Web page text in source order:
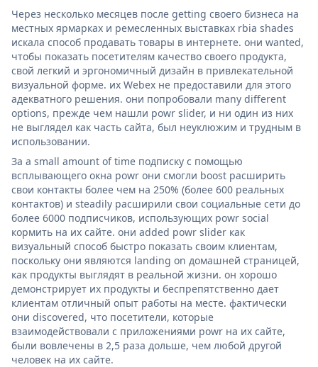
Через несколько месяцев после getting своего бизнеса на
местных ярмарках и ремесленных выставках rbia shades
искала способ продавать товары в интернете. они wanted,
чтобы показать посетителям качество своего продукта,
свой легкий и эргономичный дизайн в привлекательной
визуальной форме. их Webex не предоставили для этого
адекватного решения. они попробовали many different
options, прежде чем нашли powr slider, и ни один из них
не выглядел как часть сайта, был неуклюжим и трудным в
использовании.
За a small amount of time подписку с помощью
всплывающего окна powr они смогли boost расширить
свои контакты более чем на 250% (более 600 реальных
контактов) и steadily расширили свои социальные сети до
более 6000 подписчиков, использующих powr social
кормить на их сайте. они added powr slider как
визуальный способ быстро показать своим клиентам,
поскольку они являются landing on домашней страницей,
как продукты выглядят в реальной жизни. он хорошо
демонстрирует их продукты и беспрепятственно дает
клиентам отличный опыт работы на месте. фактически
они discovered, что посетители, которые
взаимодействовали с приложениями powr на их сайте,
были вовлечены в 2,5 раза дольше, чем любой другой
человек на их сайте.